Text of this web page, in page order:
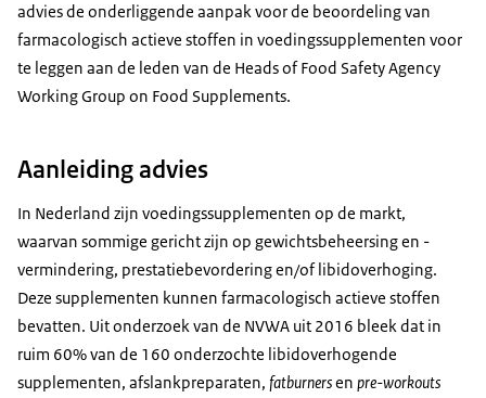
advies de onderliggende aanpak voor de beoordeling van
farmacologisch actieve stoffen in voedingssupplementen voor
te leggen aan de leden van de Heads of Food Safety Agency
Working Group on Food Supplements.
Aanleiding advies
In Nederland zijn voedingssupplementen op de markt,
waarvan sommige gericht zijn op gewichtsbeheersing en -
vermindering, prestatiebevordering en/of libidoverhoging.
Deze supplementen kunnen farmacologisch actieve stoffen
bevatten. Uit onderzoek van de NVWA uit 2016 bleek dat in
ruim 60% van de 160 onderzochte libidoverhogende
supplementen, afslankpreparaten, fatburnersen pre-workouts